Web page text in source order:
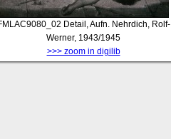
Detail, Aufn. Nehrdich, Rolf-
Werner, 1943/1945
>>> zoom in digilib